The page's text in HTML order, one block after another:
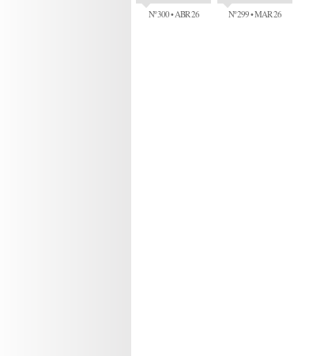
Nº 300 • ABR 26 Nº 299 • MAR 26